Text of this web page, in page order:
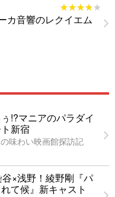
★★★★★
★★★★★
カ音響のレクイエム
!?マニアのパラダイ
新宿
味わい映画館探訪記
×浅野！綾野剛『パ
て候』新キャスト